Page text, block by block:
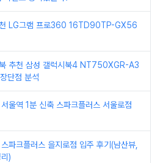
천 LG그램 프로360 16TD90TP-GX56
추천 삼성 갤럭시북4 NT750XGR-A3
단점 분석
울역 1분 신축 스파크플러스 서울로점
파크플러스 을지로점 입주 후기(남산뷰,
)